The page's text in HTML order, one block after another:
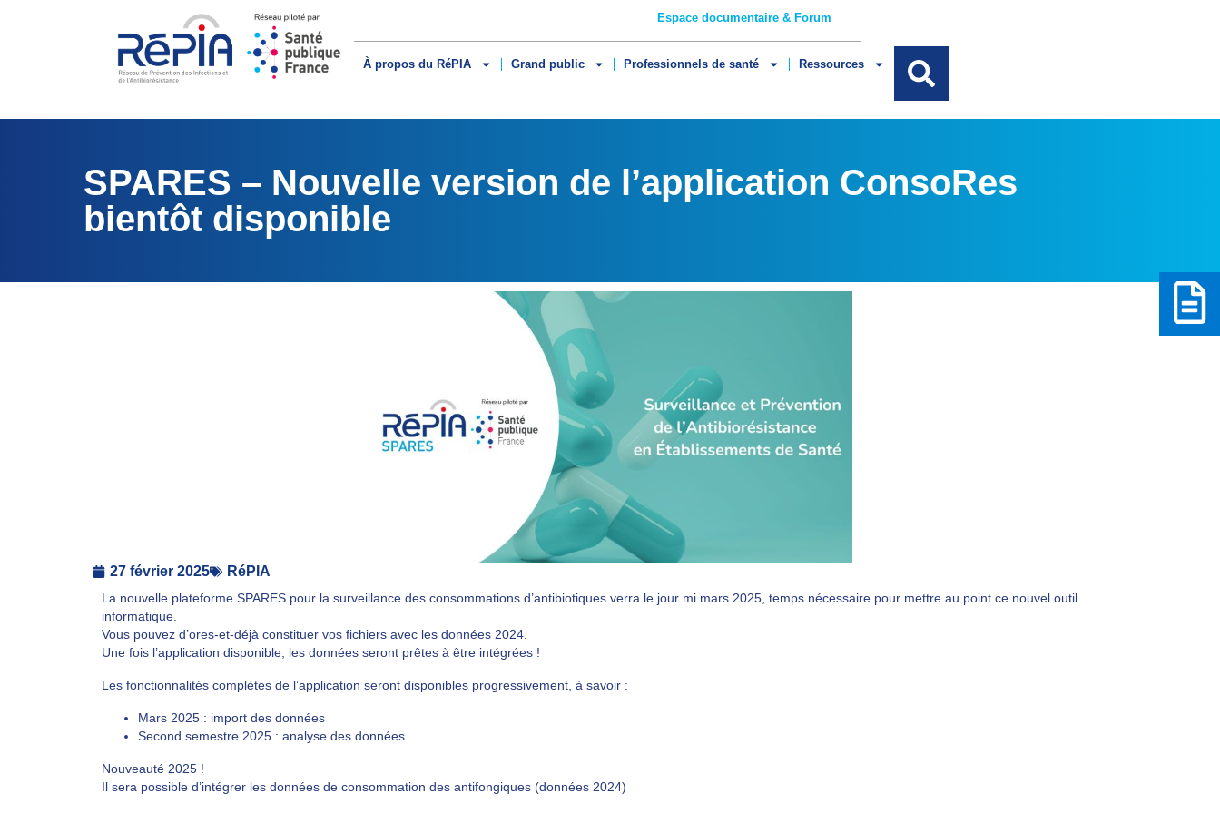
Espace documentaire & Forum
À propos du RéPIA Grand public Professionnels de santé Ressources
SPARES – Nouvelle version de l’application ConsoRes
bientôt disponible
27 février 2025 RéPIA
La nouvelle plateforme SPARES pour la surveillance des consommations d’antibiotiques verra le jour mi mars 2025, temps nécessaire pour mettre au point ce nouvel outil
informatique.
Vous pouvez d’ores-et-déjà constituer vos fichiers avec les données 2024.
Une fois l’application disponible, les données seront prêtes à être intégrées !
Les fonctionnalités complètes de l’application seront disponibles progressivement, à savoir :
Mars 2025 : import des données
Second semestre 2025 : analyse des données
Nouveauté 2025 !
Il sera possible d’intégrer les données de consommation des antifongiques (données 2024)